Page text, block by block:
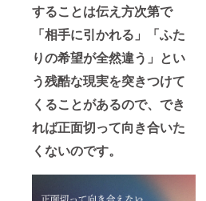
することは伝え方次第で
「相手に引かれる」「ふた
りの希望が全然違う」とい
う残酷な現実を突きつけて
くることがあるので、でき
れば正面切って向き合いた
くないのです。